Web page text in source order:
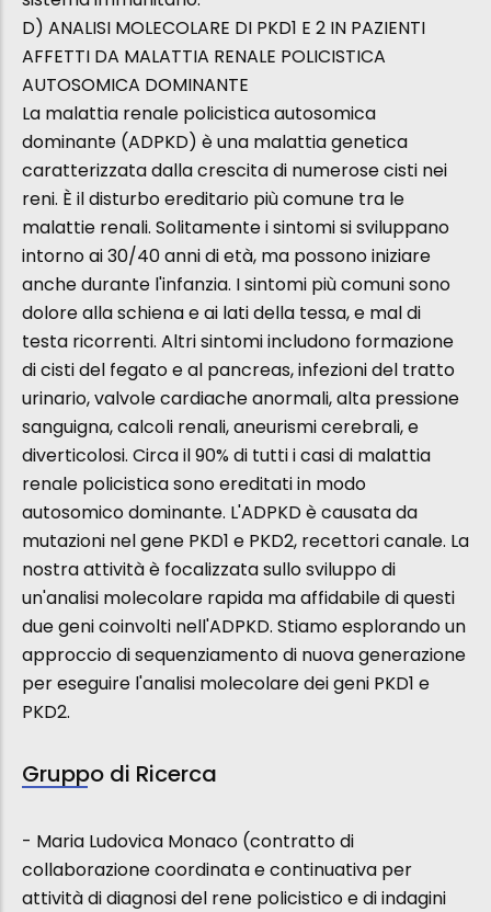
D) ANALISI MOLECOLARE DI PKD1 E 2 IN PAZIENTI
AFFETTI DA MALATTIA RENALE POLICISTICA
AUTOSOMICA DOMINANTE
La malattia renale policistica autosomica
dominante (ADPKD) è una malattia genetica
caratterizzata dalla crescita di numerose cisti nei
reni. È il disturbo ereditario più comune tra le
malattie renali. Solitamente i sintomi si sviluppano
intorno ai 30/40 anni di età, ma possono iniziare
anche durante l'infanzia. I sintomi più comuni sono
dolore alla schiena e ai lati della tessa, e mal di
testa ricorrenti. Altri sintomi includono formazione
di cisti del fegato e al pancreas, infezioni del tratto
urinario, valvole cardiache anormali, alta pressione
sanguigna, calcoli renali, aneurismi cerebrali, e
diverticolosi. Circa il 90% di tutti i casi di malattia
renale policistica sono ereditati in modo
autosomico dominante. L'ADPKD è causata da
mutazioni nel gene PKD1 e PKD2, recettori canale. La
nostra attività è focalizzata sullo sviluppo di
un'analisi molecolare rapida ma affidabile di questi
due geni coinvolti nell'ADPKD. Stiamo esplorando un
approccio di sequenziamento di nuova generazione
per eseguire l'analisi molecolare dei geni PKD1 e
PKD2.
Gruppo di Ricerca
- Maria Ludovica Monaco (contratto di
collaborazione coordinata e continuativa per
attività di diagnosi del rene policistico e di indagini